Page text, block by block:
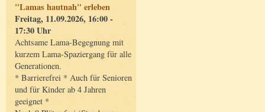
"Lamas hautnah" erleben
Freitag, 11.09.2026, 16:00 -
17:30 Uhr
Achtsame Lama-Begegnung mit
kurzem Lama-Spaziergang für alle
Generationen.
* Barrierefrei * Auch für Senioren
und für Kinder ab 4 Jahren
geeignet *